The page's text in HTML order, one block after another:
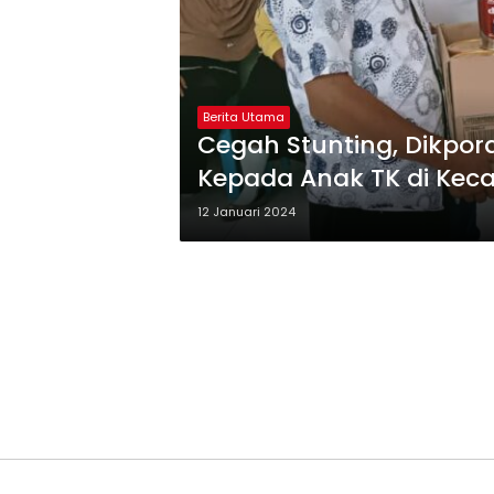
Berita Utama
Cegah Stunting,
Kepada Anak TK di
12 Januari 2024